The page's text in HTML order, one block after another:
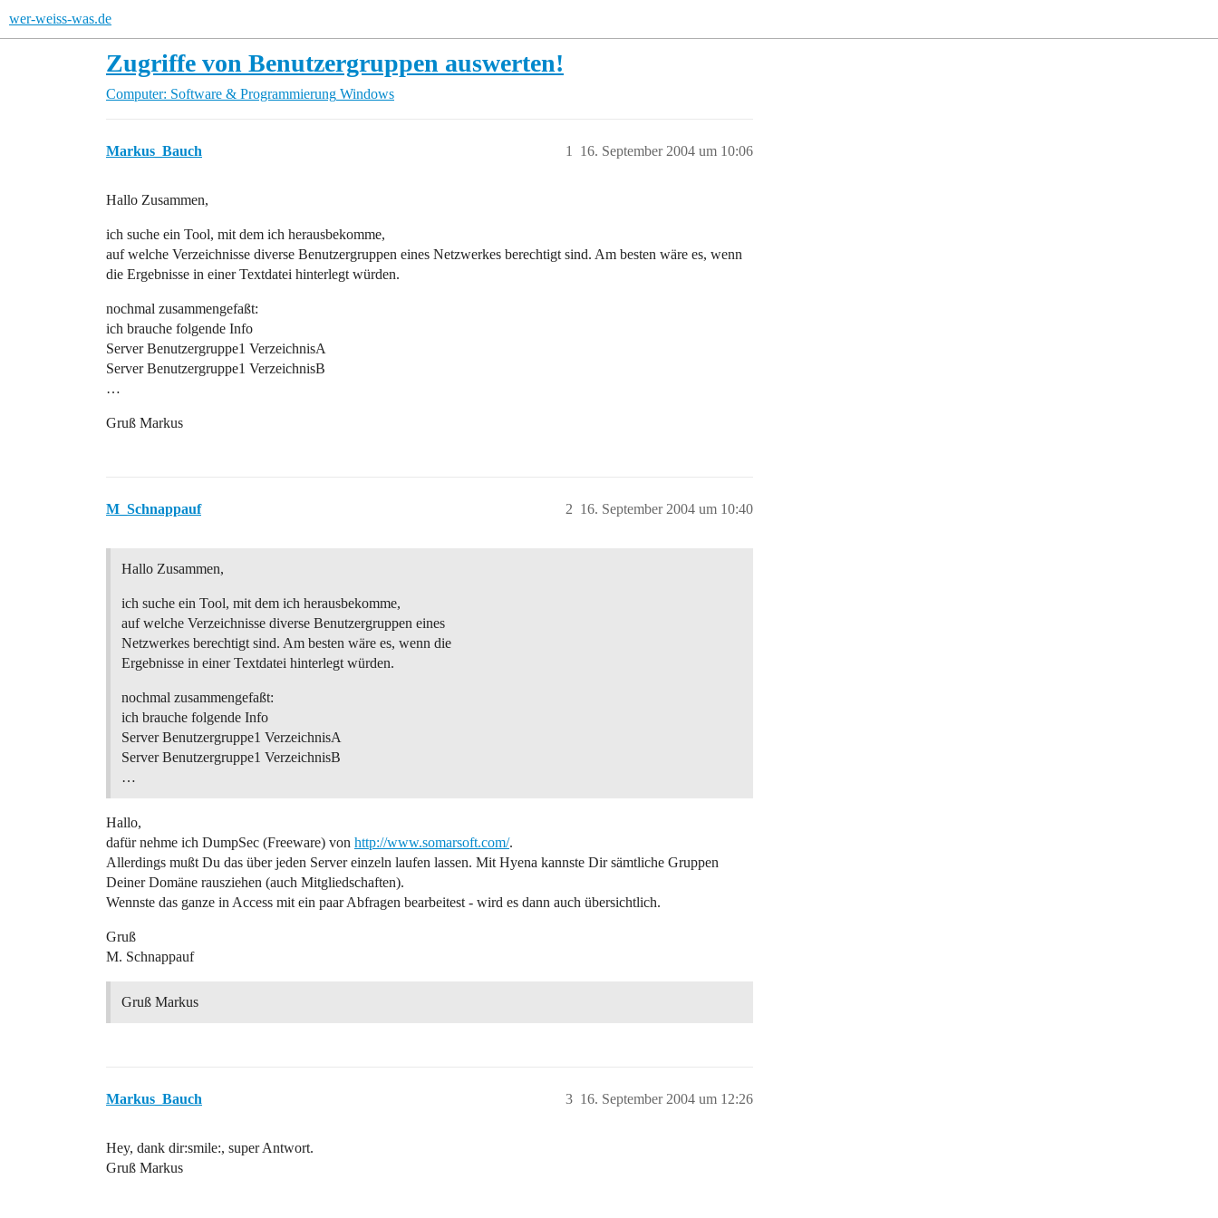
wer-weiss-was.de
Zugriffe von Benutzergruppen auswerten!
Computer: Software & Programmierung Windows
Markus_Bauch 16. September 2004 um 10:06
1
Hallo Zusammen,
ich suche ein Tool, mit dem ich herausbekomme,
auf welche Verzeichnisse diverse Benutzergruppen eines Netzwerkes berechtigt sind. Am besten wäre es, wenn
die Ergebnisse in einer Textdatei hinterlegt würden.
nochmal zusammengefaßt:
ich brauche folgende Info
Server Benutzergruppe1 VerzeichnisA
Server Benutzergruppe1 VerzeichnisB
…
Gruß Markus
M_Schnappauf 16. September 2004 um 10:40
2
Hallo Zusammen,
ich suche ein Tool, mit dem ich herausbekomme,
auf welche Verzeichnisse diverse Benutzergruppen eines
Netzwerkes berechtigt sind. Am besten wäre es, wenn die
Ergebnisse in einer Textdatei hinterlegt würden.
nochmal zusammengefaßt:
ich brauche folgende Info
Server Benutzergruppe1 VerzeichnisA
Server Benutzergruppe1 VerzeichnisB
…
Hallo,
dafür nehme ich DumpSec (Freeware) von http://www.somarsoft.com/.
Allerdings mußt Du das über jeden Server einzeln laufen lassen. Mit Hyena kannste Dir sämtliche Gruppen
Deiner Domäne rausziehen (auch Mitgliedschaften).
Wennste das ganze in Access mit ein paar Abfragen bearbeitest - wird es dann auch übersichtlich.
Gruß
M. Schnappauf
Gruß Markus
Markus_Bauch 16. September 2004 um 12:26
3
Hey, dank dir:smile:, super Antwort.
Gruß Markus